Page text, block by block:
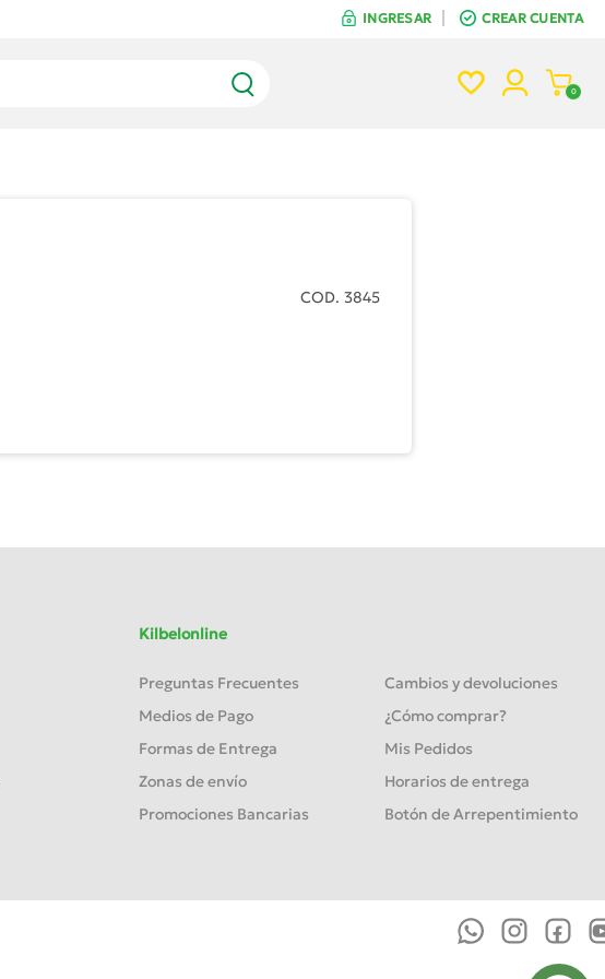
INGRESAR CREAR CUENTA
0
COD. 3845
Kilbelonline
Preguntas Frecuentes
Cambios y devoluciones
Medios de Pago
¿Cómo comprar?
Formas de Entrega
Mis Pedidos
Zonas de envío
Horarios de entrega
Promociones Bancarias
Botón de Arrepentimiento